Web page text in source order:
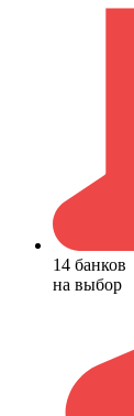
14 банков
на выбор